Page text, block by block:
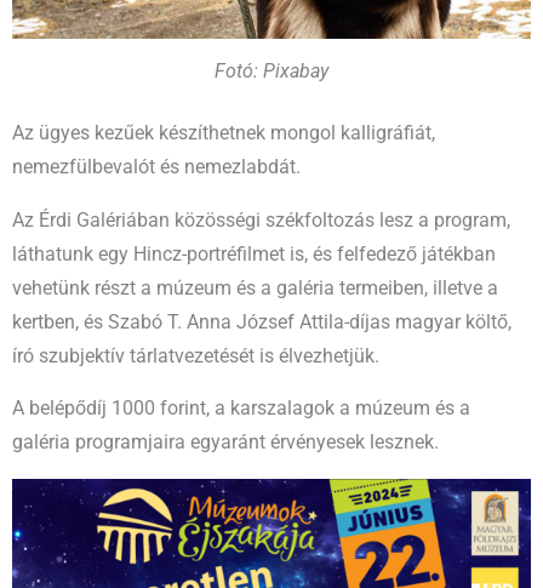
Fotó: Pixabay
Az ügyes kezűek készíthetnek mongol kalligráfiát,
nemezfülbevalót és nemezlabdát.
Az Érdi Galériában közösségi székfoltozás lesz a program,
láthatunk egy Hincz-portréfilmet is, és felfedező játékban
vehetünk részt a múzeum és a galéria termeiben, illetve a
kertben, és Szabó T. Anna József Attila-díjas magyar költő,
író szubjektív tárlatvezetését is élvezhetjük.
A belépődíj 1000 forint, a karszalagok a múzeum és a
galéria programjaira egyaránt érvényesek lesznek.